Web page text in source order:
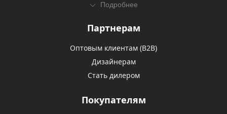
Подробнее
Партнерам
Оптовым клиентам (В2В)
Дизайнерам
Стать дилером
Покупателям